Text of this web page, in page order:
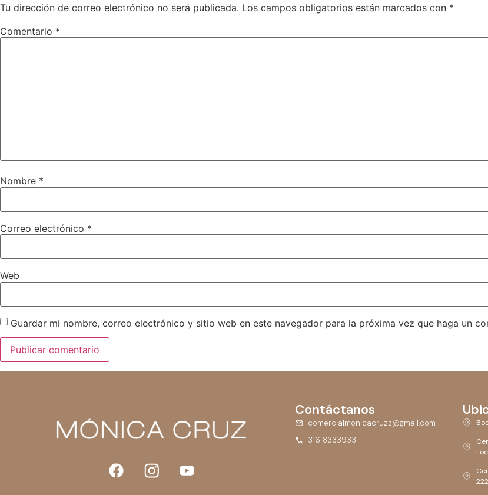
Tu dirección de correo electrónico no será publicada. Los campos obligatorios están marcados con *
Comentario *
Nombre *
Correo electrónico *
Web
Guardar mi nombre, correo electrónico y sitio web en este navegador para la próxima vez que haga un
Contáctanos
comercialmonicacruzz@gmail.com
316 8333933